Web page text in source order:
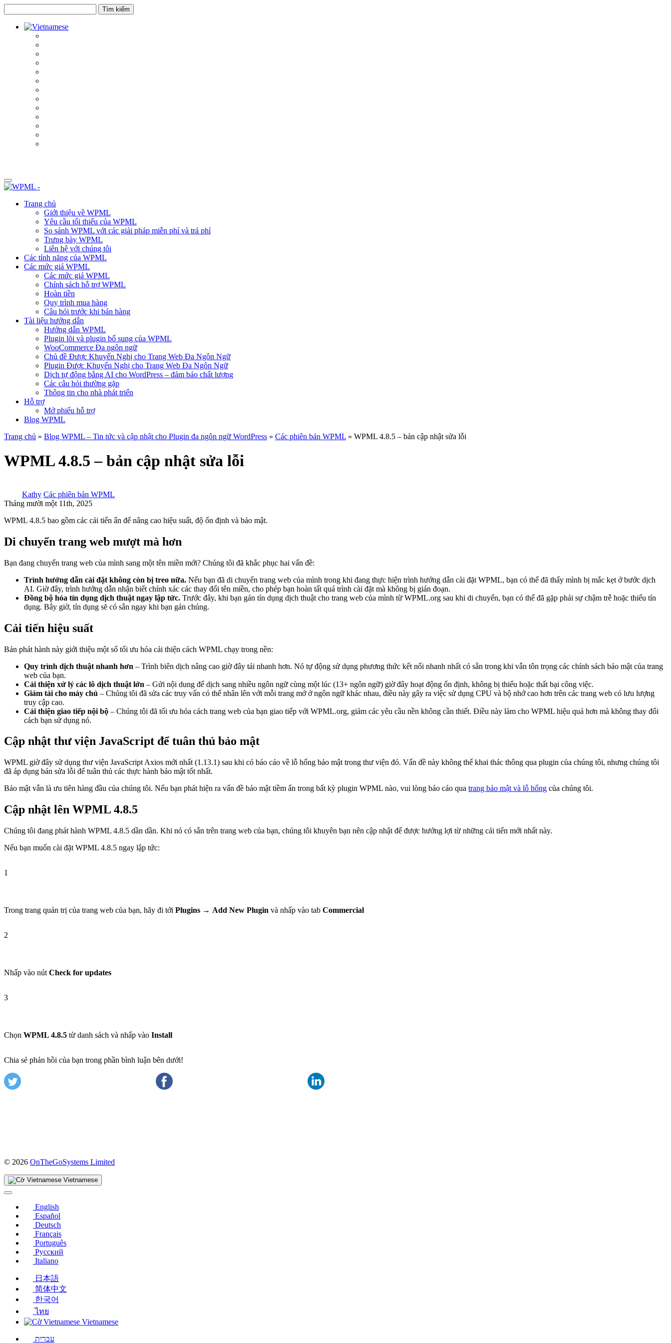
đến
đến
thanh
Trang chủ
Giới thiệu về WPML
Yêu cầu tối thiểu của WPML
So sánh WPML với các giải pháp miễn phí và trả phí
Trưng bày WPML
Liên hệ với chúng tôi
Các tính năng của WPML
Các mức giá WPML
Các mức giá WPML
Chính sách hỗ trợ WPML
Hoàn tiền
Quy trình mua hàng
Câu hỏi trước khi bán hàng
Tài liệu hướng dẫn
Hướng dẫn WPML
Plugin lõi và plugin bổ sung của WPML
WooCommerce Đa ngôn ngữ
Chủ đề Được Khuyến Nghị cho Trang Web Đa Ngôn Ngữ
Plugin Được Khuyến Nghị cho Trang Web Đa Ngôn Ngữ
Dịch tự động bằng AI cho WordPress – đảm bảo chất lượng
Các câu hỏi thường gặp
Thông tin cho nhà phát triển
Hỗ trợ
Mở phiếu hỗ trợ
Blog WPML
Trang chủ » Blog WPML – Tin tức và cập nhật cho Plugin đa ngôn ngữ WordPress » Các phiên bản WPML » WPML 4.8.5 – bản cập nhật sửa lỗi
WPML 4.8.5 – bản cập nhật sửa lỗi
Kathy Các phiên bản WPML
Tháng mười một 11th, 2025
WPML 4.8.5 bao gồm các cải tiến ẩn để nâng cao hiệu suất, độ ổn định và bảo mật.
Di chuyển trang web mượt mà hơn
Bạn đang chuyển trang web của mình sang một tên miền mới? Chúng tôi đã khắc phục hai vấn đề:
Trình hướng dẫn cài đặt không còn bị treo nữa. Nếu bạn đã di chuyển trang web của mình trong khi đang thực hiện trình hướng dẫn cài đặt WPML, bạn có thể đã thấy mình bị mắc kẹt ở bước dịch
AI. Giờ đây, trình hướng dẫn nhận biết chính xác các thay đổi tên miền, cho phép bạn hoàn tất quá trình cài đặt mà không bị gián đoạn.
Đồng bộ hóa tín dụng dịch thuật ngay lập tức. Trước đây, khi bạn gán tín dụng dịch thuật cho trang web của mình từ WPML.org sau khi di chuyển, bạn có thể đã gặp phải sự chậm trễ hoặc thiếu tín
dụng. Bây giờ, tín dụng sẽ có sẵn ngay khi bạn gán chúng.
Cải tiến hiệu suất
Bản phát hành này giới thiệu một số tối ưu hóa cải thiện cách WPML chạy trong nền:
Quy trình dịch thuật nhanh hơn – Trình biên dịch nâng cao giờ đây tải nhanh hơn. Nó tự động sử dụng phương thức kết nối nhanh nhất có sẵn trong khi vẫn tôn trọng các chính sách bảo mật của trang
web của bạn.
Cải thiện xử lý các lô dịch thuật lớn – Gửi nội dung để dịch sang nhiều ngôn ngữ cùng một lúc (13+ ngôn ngữ) giờ đây hoạt động ổn định, không bị thiếu hoặc thất bại công việc.
Giảm tải cho máy chủ – Chúng tôi đã sửa các truy vấn có thể nhân lên với mỗi trang mở ở ngôn ngữ khác nhau, điều này gây ra việc sử dụng CPU và bộ nhớ cao hơn trên các trang web có lưu lượng
truy cập cao.
Cải thiện giao tiếp nội bộ – Chúng tôi đã tối ưu hóa cách trang web của bạn giao tiếp với WPML.org, giảm các yêu cầu nền không cần thiết. Điều này làm cho WPML hiệu quả hơn mà không thay đổi
cách bạn sử dụng nó.
Cập nhật thư viện JavaScript để tuân thủ bảo mật
WPML giờ đây sử dụng thư viện JavaScript Axios mới nhất (1.13.1) sau khi có báo cáo về lỗ hổng bảo mật trong thư viện đó. Vấn đề này không thể khai thác thông qua plugin của chúng tôi, nhưng chúng tôi
đã áp dụng bản sửa lỗi để tuân thủ các thực hành bảo mật tốt nhất.
Bảo mật vẫn là ưu tiên hàng đầu của chúng tôi. Nếu bạn phát hiện ra vấn đề bảo mật tiềm ẩn trong bất kỳ plugin WPML nào, vui lòng báo cáo qua trang bảo mật và lỗ hổng của chúng tôi.
Cập nhật lên WPML 4.8.5
Chúng tôi đang phát hành WPML 4.8.5 dần dần. Khi nó có sẵn trên trang web của bạn, chúng tôi khuyên bạn nên cập nhật để được hưởng lợi từ những cải tiến mới nhất này.
Nếu bạn muốn cài đặt WPML 4.8.5 ngay lập tức:
1
Trong trang quản trị của trang web của bạn, hãy đi tới Plugins → Add New Plugin và nhấp vào tab Commercial
2
Nhấp vào nút Check for updates
3
Chọn WPML 4.8.5 từ danh sách và nhấp vào Install
Chia sẻ phản hồi của bạn trong phần bình luận bên dưới!
© 2026 OnTheGoSystems Limited
Vietnamese
English
Español
Deutsch
Français
Português
Русский
Italiano
日本語
简体中文
한국어
ไทย
Vietnamese
עברית